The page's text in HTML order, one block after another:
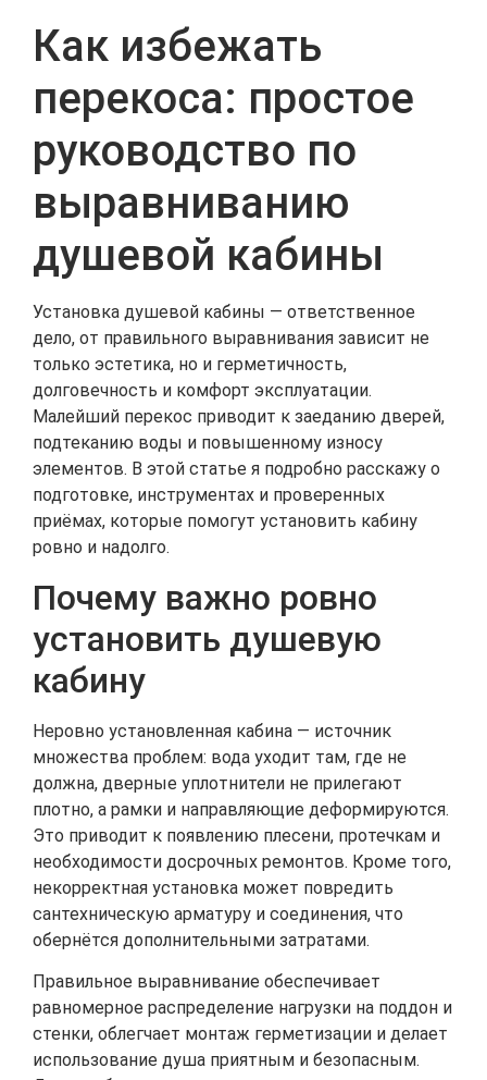
Как избежать
перекоса: простое
руководство по
выравниванию
душевой кабины
Установка душевой кабины — ответственное
дело, от правильного выравнивания зависит не
только эстетика, но и герметичность,
долговечность и комфорт эксплуатации.
Малейший перекос приводит к заеданию дверей,
подтеканию воды и повышенному износу
элементов. В этой статье я подробно расскажу о
подготовке, инструментах и проверенных
приёмах, которые помогут установить кабину
ровно и надолго.
Почему важно ровно
установить душевую
кабину
Неровно установленная кабина — источник
множества проблем: вода уходит там, где не
должна, дверные уплотнители не прилегают
плотно, а рамки и направляющие деформируются.
Это приводит к появлению плесени, протечкам и
необходимости досрочных ремонтов. Кроме того,
некорректная установка может повредить
сантехническую арматуру и соединения, что
обернётся дополнительными затратами.
Правильное выравнивание обеспечивает
равномерное распределение нагрузки на поддон и
стенки, облегчает монтаж герметизации и делает
использование душа приятным и безопасным.